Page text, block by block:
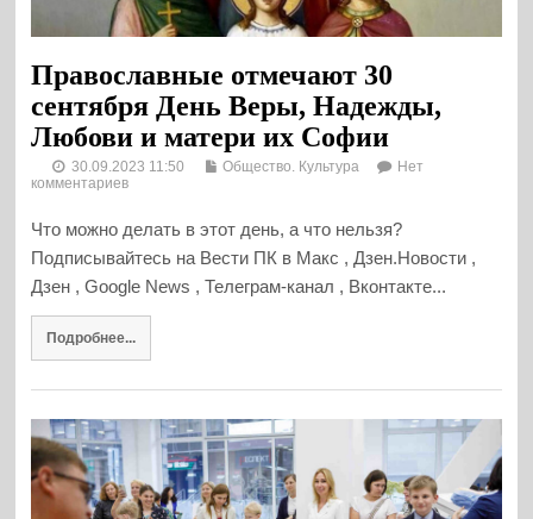
Православные отмечают 30
сентября День Веры, Надежды,
Любови и матери их Софии
30.09.2023 11:50 Общество. Культура
Нет
комментариев
Что можно делать в этот день, а что нельзя?
Подписывайтесь на Вести ПК в Макс , Дзен.Новости ,
Дзен , Google News , Телеграм-канал , Вконтакте...
Подробнее...